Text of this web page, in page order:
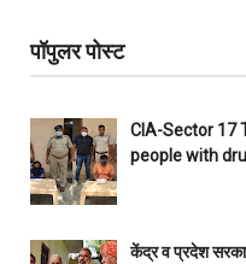
पॉपुलर पोस्ट
CIA-Sector 17
people with
केंद्र व प्रदेश